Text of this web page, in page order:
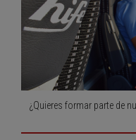
¿Quieres formar parte de